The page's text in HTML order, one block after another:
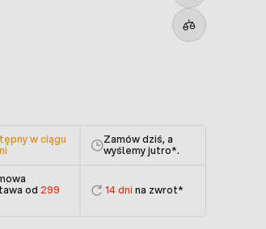
w ciągu
Zamów dziś, a
wyślemy jutro*.
od 299
14 dni na zwrot*